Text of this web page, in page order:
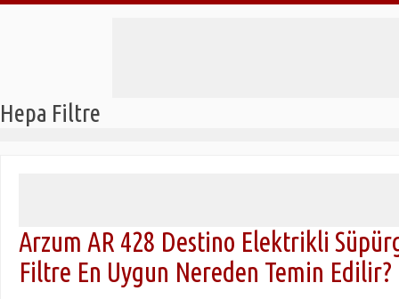
Hepa Filtre
Arzum AR 428 Destino Elektrikli
Filtre En Uygun Nereden Temin Edilir?